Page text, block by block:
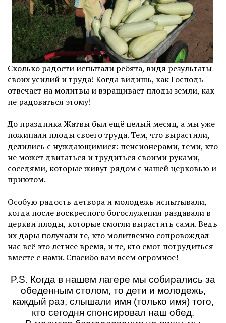
Сколько радости испытали ребята, видя результаты
своих усилий и труда! Когда видишь, как Господь
отвечает на молитвы и взращивает плоды земли, как
не радоваться этому!
До праздника Жатвы был ещё целый месяц, а мы уже
пожинали плоды своего труда. Тем, что вырастили,
делились с нуждающимися: пенсионерами, теми, кто
не может двигаться и трудиться своими руками,
соседями, которые живут рядом с нашей церковью и
приютом.
Особую радость детвора и молодежь испытывали,
когда после воскресного богослужения раздавали в
церкви плоды, которые смогли вырастить сами. Ведь
их дары получали те, кто молитвенно сопровождал
нас всё это летнее время, и те, кто смог потрудиться
вместе с нами. Спасибо вам всем огромное!
P.S. Когда в нашем лагере мы собирались за
обеденным столом, то дети и молодежь,
каждый раз, слышали имя (только имя) того,
кто сегодня спонсировал наш обед.